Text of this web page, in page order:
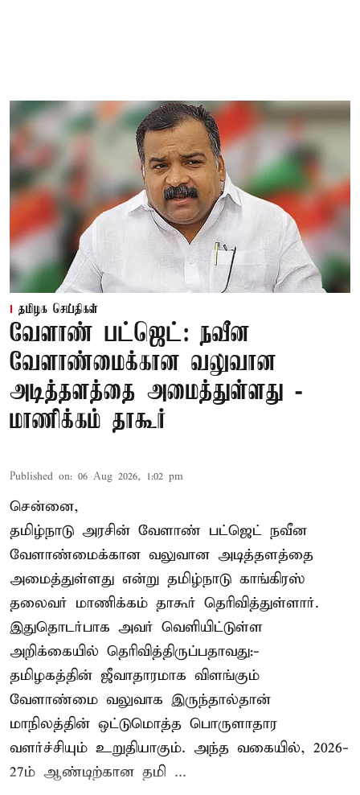
தமிழக செய்திகள்
வேளாண் பட்ஜெட்: நவீன
வேளாண்மைக்கான வலுவான
அடித்தளத்தை அமைத்துள்ளது -
மாணிக்கம் தாகூர்
Published on: 06 Aug 2026, 1:02 pm
சென்னை,
தமிழ்நாடு அரசின் வேளாண் பட்ஜெட் நவீன
வேளாண்மைக்கான வலுவான அடித்தளத்தை
அமைத்துள்ளது என்று தமிழ்நாடு காங்கிரஸ்
தலைவர் மாணிக்கம் தாகூர் தெரிவித்துள்ளார்.
இதுதொடர்பாக அவர் வெளியிட்டுள்ள
அறிக்கையில் தெரிவித்திருப்பதாவது:-
தமிழகத்தின் ஜீவாதாரமாக விளங்கும்
வேளாண்மை வலுவாக இருந்தால்தான்
மாநிலத்தின் ஒட்டுமொத்த பொருளாதார
வளர்ச்சியும் உறுதியாகும். அந்த வகையில், 2026-
27ம் ஆண்டிற்கான தமி ...